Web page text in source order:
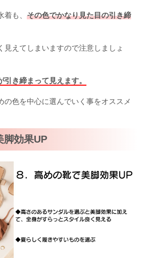
も、 その色でかなり見た目の引き締
見えてしまいますので注意しましょ
引き締まって見えます。
の色を中心に選んでいく事をオススメ
脚効果UP